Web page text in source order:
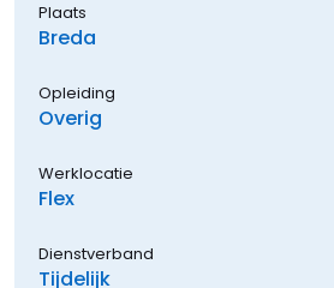
Plaats
Breda
Opleiding
Overig
Werklocatie
Flex
Dienstverband
Tijdelijk